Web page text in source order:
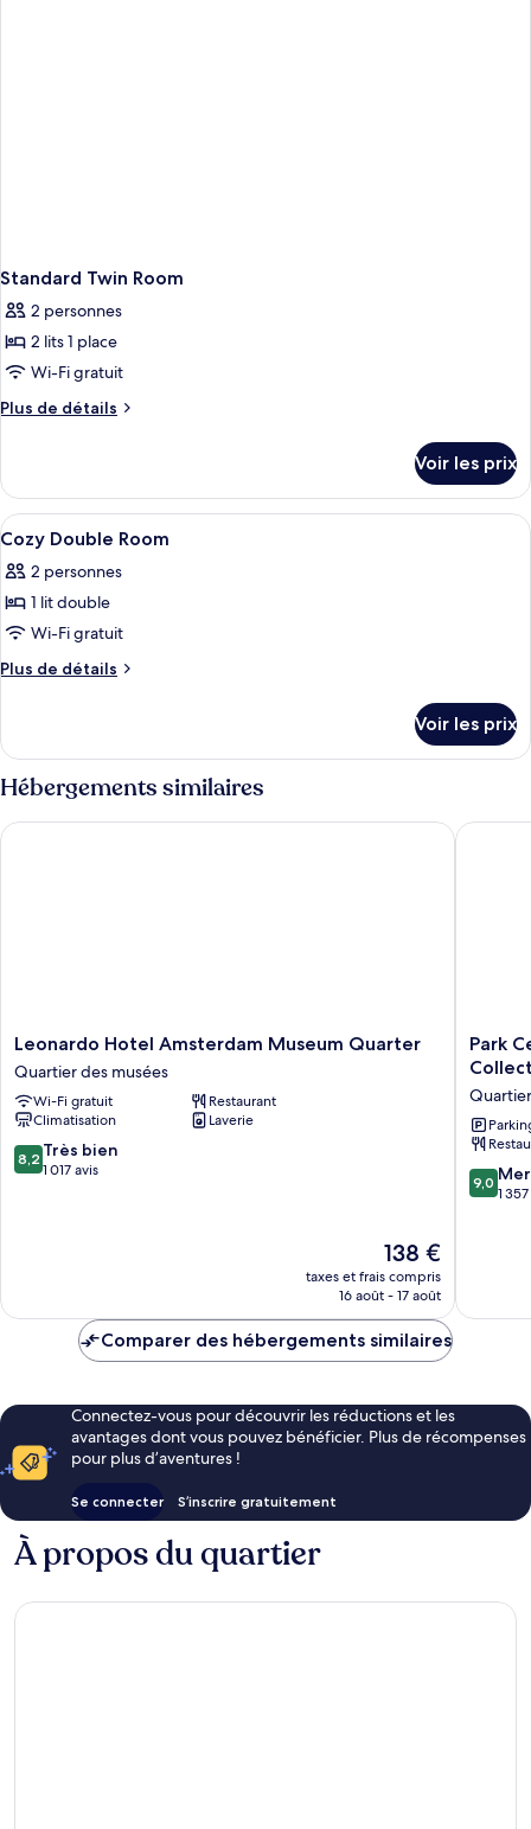
Standard Twin Room
2 personnes
2 lits 1 place
Wi-Fi gratuit
Plus de détails
Plus
le
type
de
chambre
Standard
Twin
Voir les prix
Afficher
toutes
les
photos
pour
ce
chambre :
Cozy
Double
Room
Une salle de bain moderne avec
1
Cozy Double Room
2 personnes
1 lit double
Wi-Fi gratuit
Plus de détails
Plus
le
type
de
chambre
Cozy
Voir les prix
Hébergements similaires
Leonardo
Hotel
Amsterdam
Museum
Quarter
Quartier
des
Leonardo Hotel Amsterdam Museum Quarter
Quartier des musées
Wi-Fi gratuit
Restaurant
Climatisation
Laverie
8.2
sur
8,2 Très bien
1 017 avis
Le
nouveau
prix
de
138 €
taxes et frais compris
16 août - 17 août
Leonardo Hotel Amsterdam Museum Quarter
Park
Centraal
part
of
Sircle
Quartier
Park
9.0
sur
9,0
1
Park
Comparer des hébergements similaires
Connectez-vous pour découvrir les réductions et les
avantages dont vous pouvez bénéficier. Plus de récompenses
pour plus d’aventures !
Se connecter S’inscrire gratuitement
À propos du quartier